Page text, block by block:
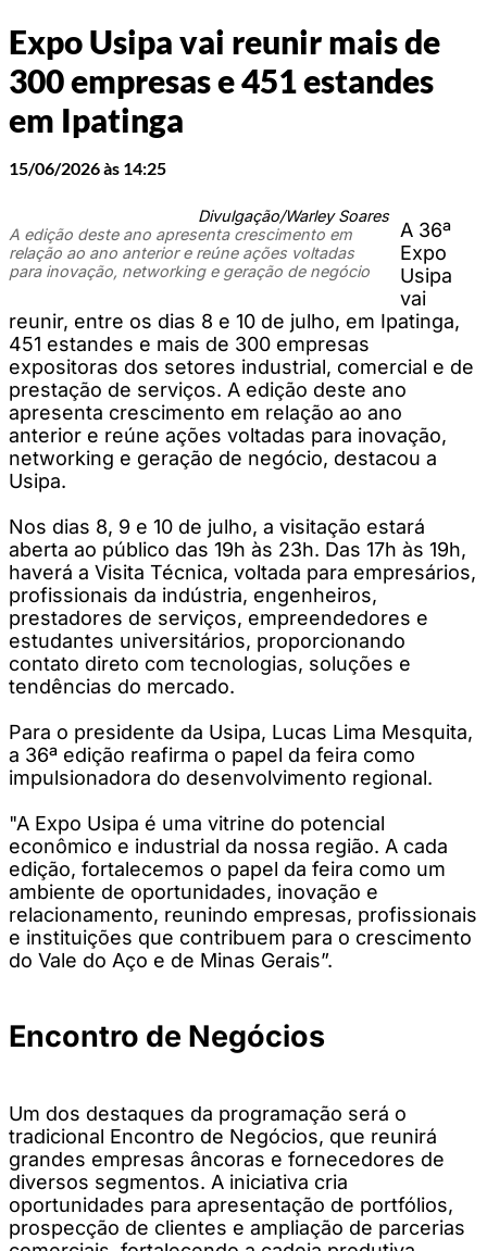
Expo Usipa vai reunir mais de
300 empresas e 451 estandes
em Ipatinga
15/06/2026 às 14:25
Divulgação/Warley Soares
A edição deste ano apresenta crescimento em
relação ao ano anterior e reúne ações voltadas
para inovação, networking e geração de negócio
A 36ª
Expo
Usipa
vai
reunir, entre os dias 8 e 10 de julho, em Ipatinga,
451 estandes e mais de 300 empresas
expositoras dos setores industrial, comercial e de
prestação de serviços. A edição deste ano
apresenta crescimento em relação ao ano
anterior e reúne ações voltadas para inovação,
networking e geração de negócio, destacou a
Usipa.
Nos dias 8, 9 e 10 de julho, a visitação estará
aberta ao público das 19h às 23h. Das 17h às 19h,
haverá a Visita Técnica, voltada para empresários,
profissionais da indústria, engenheiros,
prestadores de serviços, empreendedores e
estudantes universitários, proporcionando
contato direto com tecnologias, soluções e
tendências do mercado.
Para o presidente da Usipa, Lucas Lima Mesquita,
a 36ª edição reafirma o papel da feira como
impulsionadora do desenvolvimento regional.
"A Expo Usipa é uma vitrine do potencial
econômico e industrial da nossa região. A cada
edição, fortalecemos o papel da feira como um
ambiente de oportunidades, inovação e
relacionamento, reunindo empresas, profissionais
e instituições que contribuem para o crescimento
do Vale do Aço e de Minas Gerais”.
Encontro de Negócios
Um dos destaques da programação será o
tradicional Encontro de Negócios, que reunirá
grandes empresas âncoras e fornecedores de
diversos segmentos. A iniciativa cria
oportunidades para apresentação de portfólios,
prospecção de clientes e ampliação de parcerias